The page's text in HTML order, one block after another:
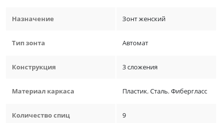
Назначение Зонт женский
Тип зонта Автомат
Конструкция 3 сложения
Материал каркаса Пластик,Сталь,Фибергласс
Количество спиц 9